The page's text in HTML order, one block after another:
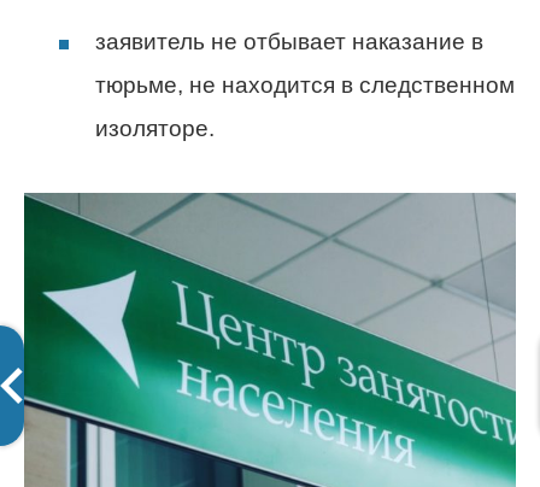
заявитель не отбывает наказание в
тюрьме, не находится в следственном
изоляторе.